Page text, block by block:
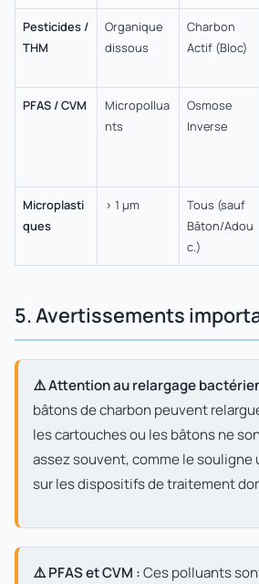
Pesticides /
THM
Organique
dissous
Charbon
Actif (Bloc)
PFAS / CVM
Micropollua
nts
Osmose
Inverse
Microplasti
ques
> 1 µm
Tous (sauf
Bâton/Adou
c.)
5. Avertissements
⚠️ Attention au relargage
bâtons de charbon peuvent
les cartouches ou les bâtons ne
assez souvent, comme le souligne
sur les dispositifs de traitement
⚠️ PFAS et CVM :Ces polluants